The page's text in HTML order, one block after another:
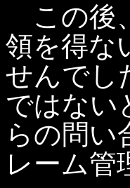
この後
領を得な
せんでし
ではない
らの問い
レーム管